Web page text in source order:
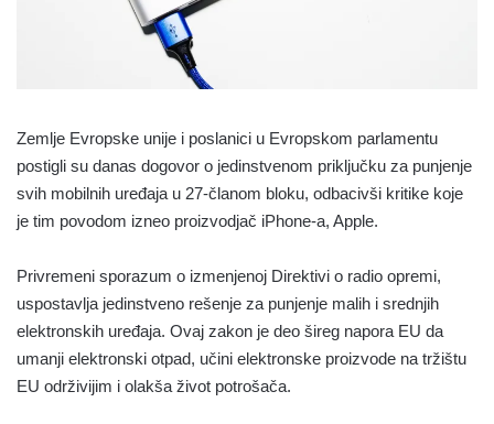
Zemlje Evropske unije i poslanici u Evropskom parlamentu
postigli su danas dogovor o jedinstvenom priključku za punjenje
svih mobilnih uređaja u 27-članom bloku, odbacivši kritike koje
je tim povodom izneo proizvodjač iPhone-a, Apple.
Privremeni sporazum o izmenjenoj Direktivi o radio opremi,
uspostavlja jedinstveno rešenje za punjenje malih i srednjih
elektronskih uređaja. Ovaj zakon je deo šireg napora EU da
umanji elektronski otpad, učini elektronske proizvode na tržištu
EU održivijim i olakša život potrošača.